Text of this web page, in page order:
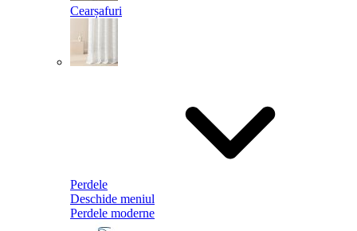
Cearșafuri
Perdele
Deschide meniul
Perdele moderne